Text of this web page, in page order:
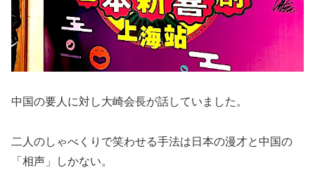
中国の要人に対し大崎会長が話していました。
二人のしゃべくりで笑わせる手法は日本の漫才と中国の
「相声」しかない。